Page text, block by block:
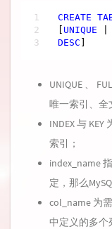
CREATE
UNIQUE |
DESC
UNIQUE 、
唯一索引、全
INDEX 与
索引；
index_name
定，那么
col_name 为
中定义的多个